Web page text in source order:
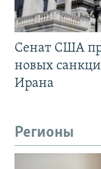
Сенат США
новых
Ирана
Регионы